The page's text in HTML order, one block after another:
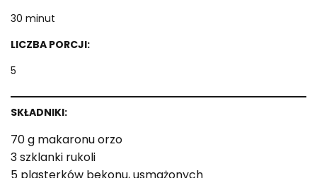
30 minut
LICZBA PORCJI:
5
SKŁADNIKI:
70 g makaronu orzo
3 szklanki rukoli
5 plasterków bekonu, usmażonych